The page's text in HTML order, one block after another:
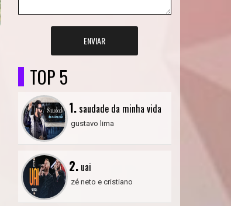
ENVIAR
TOP 5
1.saudade da minha vida
gustavo lima
2.uai
zé neto e cristiano